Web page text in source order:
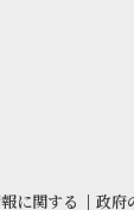
に関する | 政府